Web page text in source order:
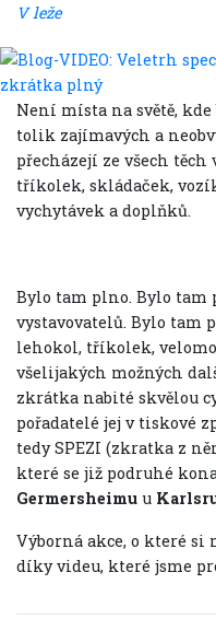
V leže
Není místa na světě,
tolik zajímavých a
přecházejí ze všech
tříkolek, skládaček,
vychytávek a doplňků.
Bylo tam plno. Bylo
vystavovatelů. Bylo tam
lehokol, tříkolek,
všelijakých možných
zkrátka nabité skvělou
pořadatelé jej v tiskové
tedy SPEZI (zkratka z
které se již podruhé
Germersheimu u
Výborná akce, o které si
díky videu, které jsme